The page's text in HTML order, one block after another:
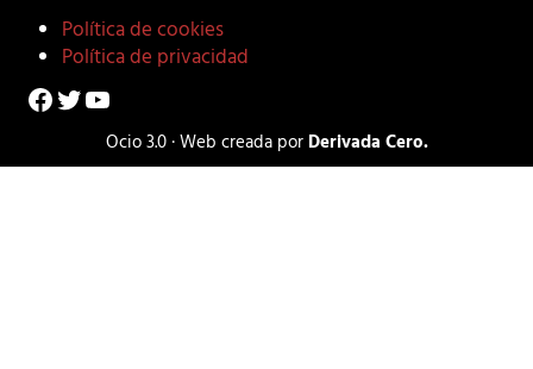
Política de cookies
Política de privacidad
Facebook
Twitter
YouTube
Ocio 3.0 · Web creada por Derivada Cero.